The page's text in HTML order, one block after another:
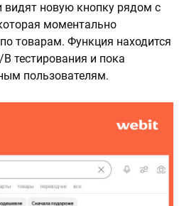
видят новую кнопку рядом с
моментально
товарам. Функция находится
тестирования и пока
пользователям.